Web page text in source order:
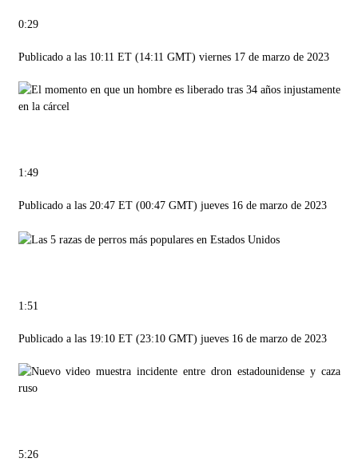
0:29
Publicado a las 10:11 ET (14:11 GMT) viernes 17 de marzo de 2023
1:49
Publicado a las 20:47 ET (00:47 GMT) jueves 16 de marzo de 2023
1:51
Publicado a las 19:10 ET (23:10 GMT) jueves 16 de marzo de 2023
5:26